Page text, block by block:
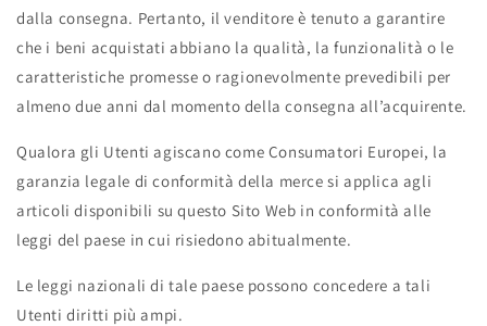
dalla consegna. Pertanto, il venditore è tenuto a garantire
che i beni acquistati abbiano la qualità, la funzionalità o le
caratteristiche promesse o ragionevolmente prevedibili per
almeno due anni dal momento della consegna all’acquirente.
Qualora gli Utenti agiscano come Consumatori Europei, la
garanzia legale di conformità della merce si applica agli
articoli disponibili su questo Sito Web in conformità alle
leggi del paese in cui risiedono abitualmente.
Le leggi nazionali di tale paese possono concedere a tali
Utenti diritti più ampi.